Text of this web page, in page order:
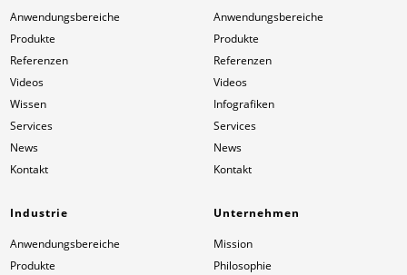
Anwendungsbereiche
Produkte
Referenzen
Videos
Wissen
Services
News
Kontakt
Anwendungsbereiche
Produkte
Referenzen
Videos
Infografiken
Services
News
Kontakt
Industrie
Anwendungsbereiche
Produkte
Unternehmen
Mission
Philosophie